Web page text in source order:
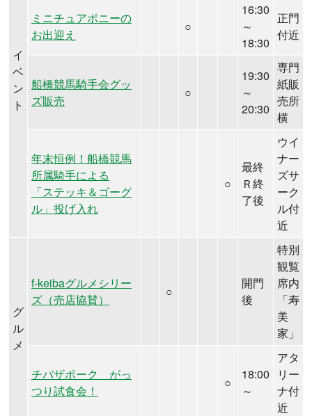
イ
ベ
ン
ト
ミニチュアポニーの
お出迎え
○
16:30
～
18:30
正門
付近
船橋競馬騎手会グッ
ズ販売
○
19:30
～
20:30
専門
紙販
売所
横
年末恒例！船橋競馬
所属騎手による
「ステッキ＆ゴーグ
ル」投げ入れ
○
最終
Ｒ終
了後
ウイ
ナー
ズサ
ーク
ル付
近
グ
ル
メ
f-keibaグルメシリー
ズ（売店協賛）
○
開門
後
特別
観覧
席内
「寿
美
家」
チバザポーク がっ
つり試食会！
○
18:00
～
アタ
リー
ナ付
近